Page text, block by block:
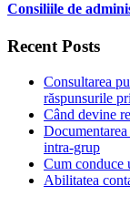
Consiliile de
Recent Posts
Consultarea
răspunsurile
Când devine
intra-grup
Cum conduce
Abilitatea